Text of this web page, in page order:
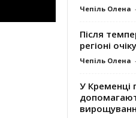
Чепіль Олена -
Після
регіоні
Чепіль Олена -
У Кременці